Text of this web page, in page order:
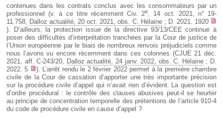
contenues dans les contrats conclus avec les consommateurs par un
professionnel (v. à ce titre récemment Civ. 2e, 14 oct. 2021, n° 19-
11.758, Dalloz actualité, 20 oct. 2021, obs. C. Hélaine; D. 2021. 1920
). D’ailleurs, la protection issue de la directive 93/13/CEE continue à
poser des difficultés d’interprétation tranchées par la Cour de justice de
l’Union européenne par le biais de nombreux renvois préjudiciels comme
nous l’avons vu encore récemment dans ces colonnes (CJUE 21 déc.
2021, aff. C-243/20, Dalloz actualité, 24 janv. 2022, obs. C. Hélaine; D.
2022. 5
). L’arrêt rendu le 2 février 2022 permet à la première chambre
civile de la Cour de cassation d’apporter une très importante précision
sur la procédure civile d’appel qui n’avait rien d’évident. La question est
d’ordre procédural : le contrôle des clauses abusives peut-il se heurter
au principe de concentration temporelle des prétentions de l’article 910-4
du code de procédure civile en cause d’appel ?